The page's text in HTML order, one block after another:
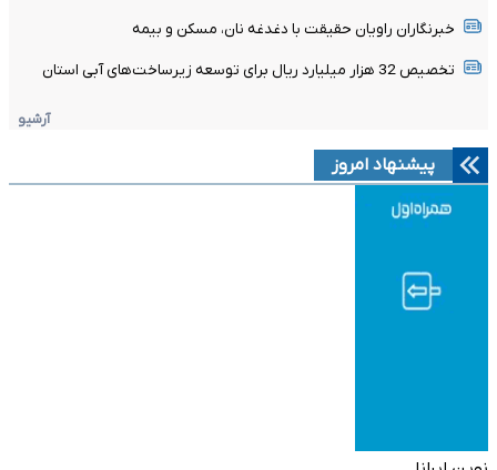
خبرنگاران راویان حقیقت با دغدغه نان، مسکن و بیمه
تخصیص 32 هزار میلیارد ریال برای توسعه زیرساخت‌های آبی استان
آرشیو
پیشنهاد امروز